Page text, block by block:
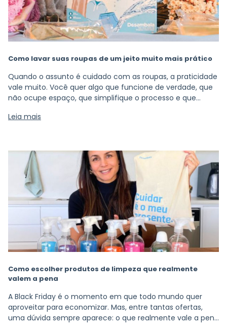
Como lavar suas roupas de um jeito muito mais prático
Quando o assunto é cuidado com as roupas, a praticidade
vale muito. Você quer algo que funcione de verdade, que
não ocupe espaço, que simplifique o processo e que
vários produtos diferentes.
Leia mais
Como escolher produtos de limpeza que realmente
valem a pena
A Black Friday é o momento em que todo mundo quer
aproveitar para economizar. Mas, entre tantas ofertas,
uma dúvida sempre aparece: o que realmente vale a pena